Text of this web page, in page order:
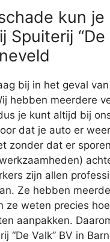
kun je
Spuiterij “De
bij in het geval
hebben meerdere
je kunt altijd bij
dat je auto er
zonder dat er
zijn allen
Ze hebben
ze weten precies
aanpakken.
“De Valk” BV in